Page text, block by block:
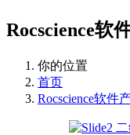
Rocscience软
你的位置
首页
Rocscience软件